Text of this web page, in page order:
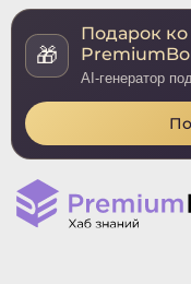
🎁
Подарок
AI-генератор